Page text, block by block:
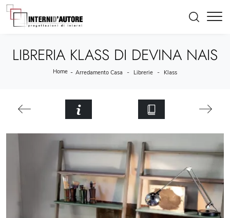
LIBRERIA KLASS DI DEVINA NAIS
Home - Arredamento Casa - Librerie - Klass